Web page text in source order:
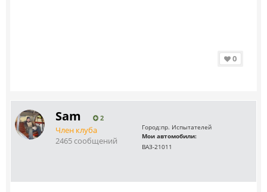
0
Sam 2
Член клуба
2465 сообщений
Город:пр. Испытателей
Мои автомобили:
ВАЗ-21011